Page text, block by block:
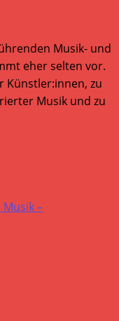
Musik- und
eher selten vor.
Künstler:innen, zu
Musik und zu
Musik –